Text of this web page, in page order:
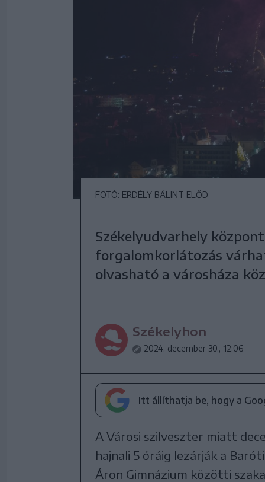
FOTÓ: ERDÉLY BÁLINT ELŐD
Székelyudvarhely
forgalomkorlátozás
olvasható a városháza
Székelyhon
2024. december 30., 12:06
Itt állíthatja be, hogy a
A Városi szilveszter miatt
hajnali 5 óráig lezárják a
Áron Gimnázium közötti